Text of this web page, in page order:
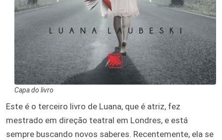
Capa do livro
Este é o terceiro livro de Luana, que é atriz, fez
mestrado em direção teatral em Londres, e está
sempre buscando novos saberes. Recentemente, ela se